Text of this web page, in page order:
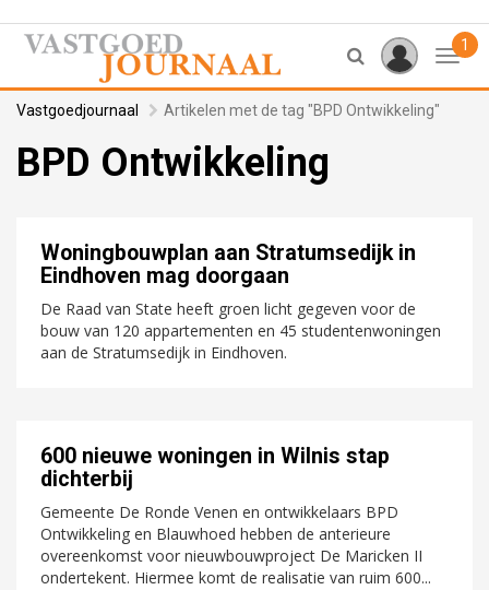
1
Vastgoedjournaal Artikelen met de tag "BPD Ontwikkeling"
BPD Ontwikkeling
Woningbouwplan aan Stratumsedijk in
Eindhoven mag doorgaan
De Raad van State heeft groen licht gegeven voor de
bouw van 120 appartementen en 45 studentenwoningen
aan de Stratumsedijk in Eindhoven.
600 nieuwe woningen in Wilnis stap
dichterbij
Gemeente De Ronde Venen en ontwikkelaars BPD
Ontwikkeling en Blauwhoed hebben de anterieure
overeenkomst voor nieuwbouwproject De Maricken II
ondertekent. Hiermee komt de realisatie van ruim 600...